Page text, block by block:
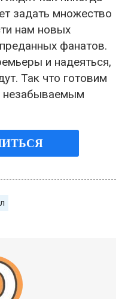
задать множество
нам новых
фанатов.
и надеяться,
Так что готовим
незабываемым